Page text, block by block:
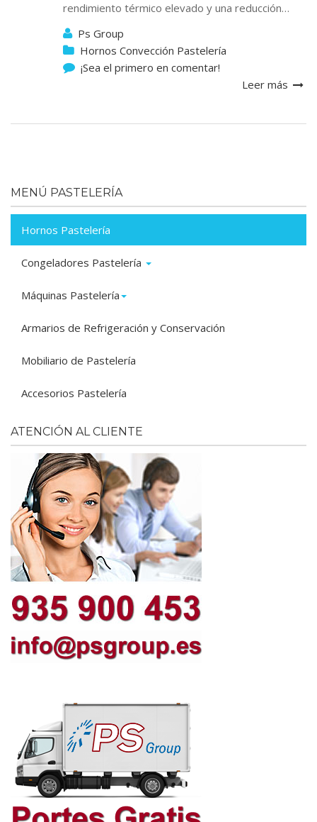
rendimiento térmico elevado y una reducción…
Ps Group
Hornos Convección Pastelería
¡Sea el primero en comentar!
Leer más
MENÚ PASTELERÍA
Hornos Pastelería
Congeladores Pastelería
Máquinas Pastelería
Armarios de Refrigeración y Conservación
Mobiliario de Pastelería
Accesorios Pastelería
ATENCIÓN AL CLIENTE